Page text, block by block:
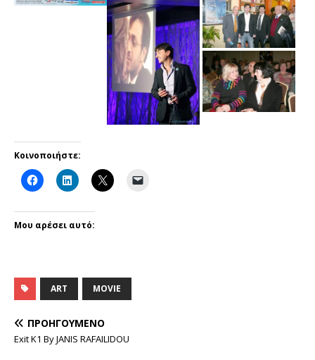
Κοινοποιήστε:
Μου αρέσει αυτό:
ART MOVIE
ΠΡΟΗΓΟΎΜΕΝΟ
Exit K1 By JANIS RAFAILIDOU